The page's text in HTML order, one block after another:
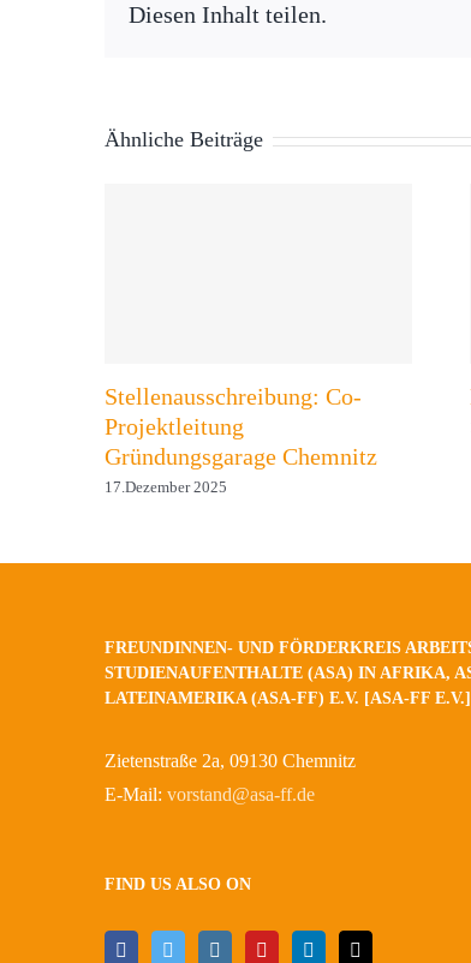
Diesen Inhalt teilen.
Ähnliche Beiträge
Stellenausschreibung: Co-
Projektleitung
Gründungsgarage Chemnitz
17.Dezember 2025
FREUNDINNEN- UND FÖRDERKREIS
STUDIENAUFENTHALTE (ASA) IN AFRIKA,
LATEINAMERIKA (ASA-FF) E.V. [ASA-FF E.V.]
Zietenstraße 2a, 09130 Chemnitz
E-Mail: vorstand@asa-ff.de
FIND US ALSO ON